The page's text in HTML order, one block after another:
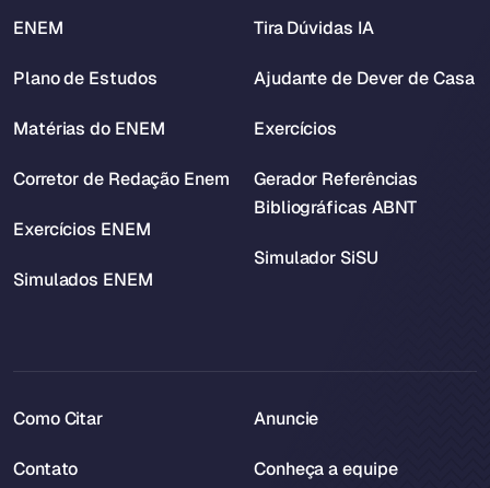
ENEM
Plano de Estudos
Matérias do ENEM
Corretor de Redação Enem
Exercícios ENEM
Simulados ENEM
Tira Dúvidas IA
Ajudante de Dever de Casa
Exercícios
Gerador Referências
Bibliográficas ABNT
Simulador SiSU
Como Citar
Contato
Anuncie
Conheça a equipe